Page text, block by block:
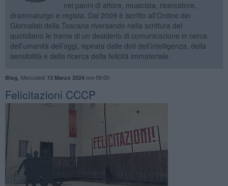
nei panni di attore, musicista, ricercatore,
drammaturgo e regista. Dal 2009 è iscritto all’Ordine dei
Giornalisti della Toscana riversando nella scrittura del
quotidiano le trame di un desiderio di comunicazione in cerca
dell’umanità dell’oggi, ispirata dalle doti dell’intelligenza, della
sensibilità e della ricerca della felicità immateriale.
Blog Mercoledì 13 Marzo 2024ore 09:00
Felicitazioni CCCP